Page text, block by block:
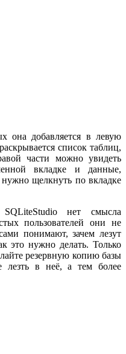
она добавляется в левую
список таблиц,
части можно увидеть
вкладке и данные,
нужно щелкнуть по вкладке
нет смысла
пользователей они не
понимают, зачем лезут
это нужно делать. Только
резервную копию базы
лезть в неё, а тем более